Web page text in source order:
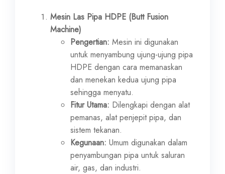
Mesin Las Pipa HDPE (Butt Fusion
Machine)
Pengertian: Mesin ini digunakan
untuk menyambung ujung-ujung pipa
HDPE dengan cara memanaskan
dan menekan kedua ujung pipa
sehingga menyatu.
Fitur Utama: Dilengkapi dengan alat
pemanas, alat penjepit pipa, dan
sistem tekanan.
Kegunaan: Umum digunakan dalam
penyambungan pipa untuk saluran
air, gas, dan industri.